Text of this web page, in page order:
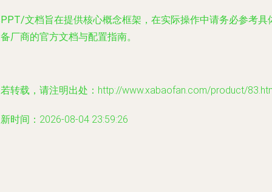
文档旨在提供核心概念框架，在实际操作中请务必参考具
厂商的官方文档与配置指南。
转载，请注明出处：http://www.xabaofan.com/product/
时间：2026-08-04 23:59:26